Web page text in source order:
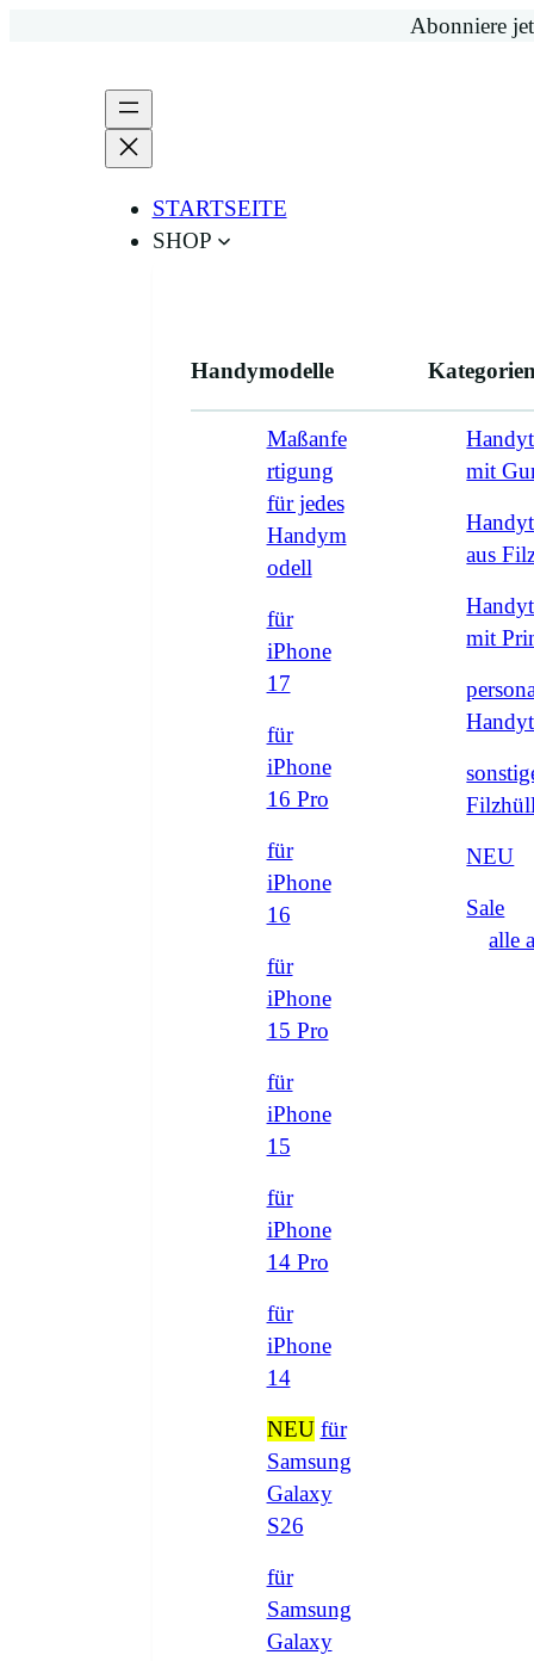
Abonniere
STARTSEITE
SHOP
Handymodelle
Maßanfe
rtigung
für jedes
Handym
odell
für
iPhone
17
für
iPhone
16 Pro
für
iPhone
16
für
iPhone
15 Pro
für
iPhone
15
für
iPhone
14 Pro
für
iPhone
14
NEU für
Samsung
Galaxy
S26
für
Samsung
Galaxy
mit
aus
mit
NEU
Sale
alle